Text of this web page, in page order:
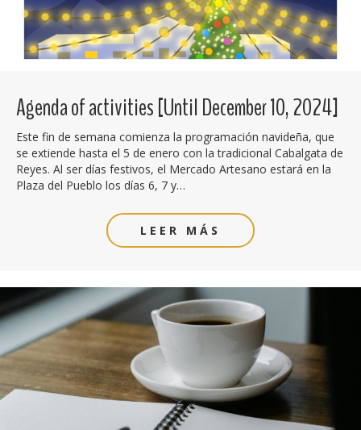
Agenda of activities [Until December 10, 2024]
Este fin de semana comienza la programación navideña, que
se extiende hasta el 5 de enero con la tradicional Cabalgata de
Reyes. Al ser días festivos, el Mercado Artesano estará en la
Plaza del Pueblo los días 6, 7 y…
LEER MÁS